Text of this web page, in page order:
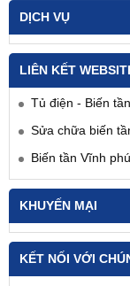
DỊCH VỤ
LIÊN KẾT
Tủ điện - Biến
Sửa chữa biến
Biến tần Vĩnh
KHUYẾN MẠI
KẾT NỐI VỚI